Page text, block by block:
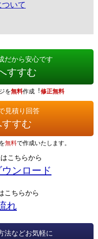
いて
だから安心です
すすむ
を無料作成︕修正無料
見積り回答
すむ
無料で作成いたします。
こちらから
ンロード
こちらから
れ
法などお気軽に